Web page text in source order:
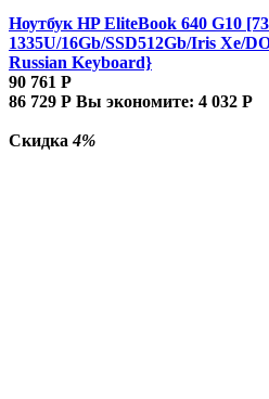
Ноутбук HP EliteBook 640 G10
1335U/16Gb/SSD512Gb/Iris Xe/
Russian Keyboard}
90 761 Р
86 729 Р Вы экономите: 4 032 Р
Скидка4%